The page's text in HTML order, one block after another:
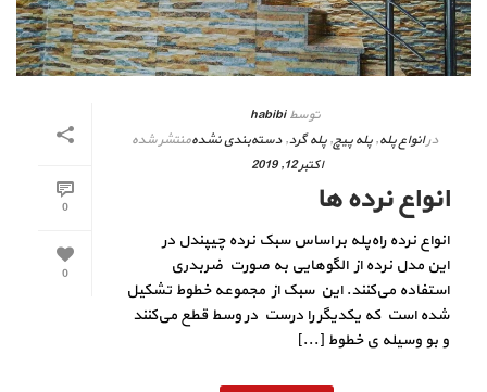
0
0
توسط habibi
درانواع پله,پله پیچ,پله گرد,دسته‌بندی نشدهمنتشر شده
اکتبر 12, 2019
انواع نرده ها
انواع نرده راه‌پله بر اساس سبک نرده چیپندل در
این مدل نرده از الگوهایی به صورت ضربدری
استفاده می‌کنند. این سبک از مجموعه خطوط تشکیل
شده است که یکدیگر را درست در وسط قطع می‌کنند
و بو وسیله ی خطوط [...]